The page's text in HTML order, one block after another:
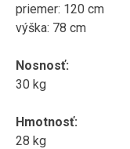
priemer: 120 cm
výška: 78 cm
Nosnosť:
30 kg
Hmotnosť:
28 kg